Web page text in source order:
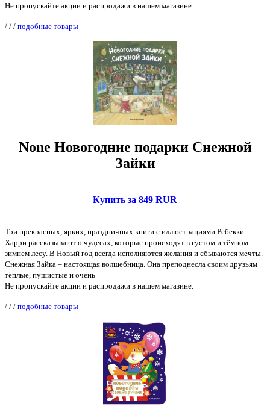
Не пропускайте акции и распродажи в нашем магазине.
/ / / подобные товары
None Новогодние подарки Снежной
Зайки
Купить за 849 RUR
Три прекрасных, ярких, праздничных книги с иллюстрациями Ребекки
Харри рассказывают о чудесах, которые происходят в густом и тёмном
зимнем лесу. В Новый год всегда исполняются желания и сбываются мечты.
Снежная Зайка – настоящая волшебница. Она преподнесла своим друзьям
тёплые, пушистые и очень
Не пропускайте акции и распродажи в нашем магазине.
/ / / подобные товары